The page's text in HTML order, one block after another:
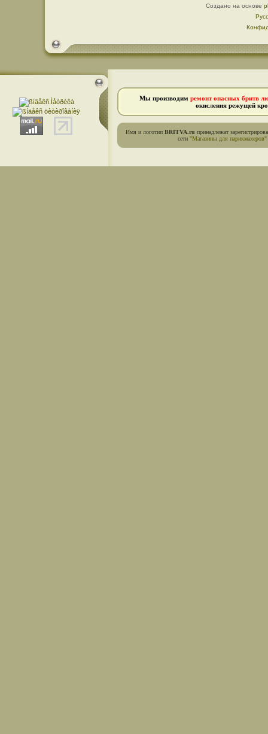
Создано на основе
Мы производим ремонт опасных бритв
окисления режущей
Имя и логотип BRITVA.ru принадлежат
сети "Магазины для парикмахеров"